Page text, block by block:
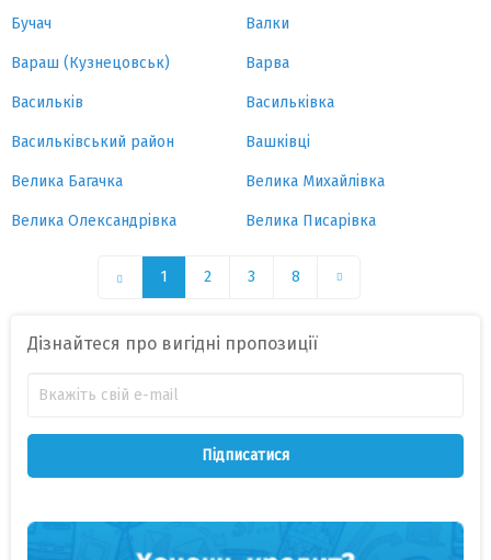
Бучач Валки
Вараш (Кузнецовськ) Варва
Васильків Васильківка
Васильківський район Вашківці
Велика Багачка Велика Михайлівка
Велика Олександрівка Велика Писарівка
1 2 3 8
Дізнайтеся про вигідні пропозиції
Підписатися